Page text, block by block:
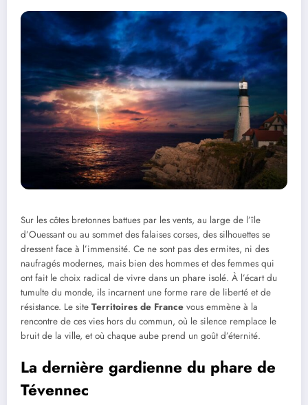
Sur les côtes bretonnes battues par les vents, au large de l’île
d’Ouessant ou au sommet des falaises corses, des silhouettes se
dressent face à l’immensité. Ce ne sont pas des ermites, ni des
naufragés modernes, mais bien des hommes et des femmes qui
ont fait le choix radical de vivre dans un phare isolé. À l’écart du
tumulte du monde, ils incarnent une forme rare de liberté et de
résistance. Le site Territoires de France vous emmène à la
rencontre de ces vies hors du commun, où le silence remplace le
bruit de la ville, et où chaque aube prend un goût d’éternité.
La dernière gardienne du phare de
Tévennec